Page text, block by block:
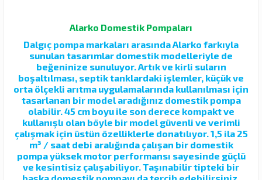
Alarko Domestik Pompaları
Dalgıç pompa markaları arasında Alarko farkıyla
sunulan tasarımlar domestik modelleriyle de
beğeninize sunuluyor. Artık ve kirli suların
boşaltılması, septik tanklardaki işlemler, küçük ve
orta ölçekli arıtma uygulamalarında kullanılması için
tasarlanan bir model aradığınız domestik pompa
olabilir. 45 cm boyu ile son derece kompakt ve
kullanışlı olan böyle bir model güvenli ve verimli
çalışmak için üstün özelliklerle donatılıyor. 1,5 ila 25
m³ / saat debi aralığında çalışan bir domestik
pompa yüksek motor performansı sayesinde güçlü
ve kesintisiz çalışabiliyor. Taşınabilir tipteki bir